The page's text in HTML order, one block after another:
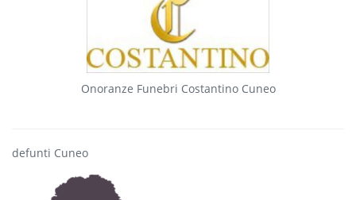
Onoranze Funebri Costantino Cuneo
defunti Cuneo